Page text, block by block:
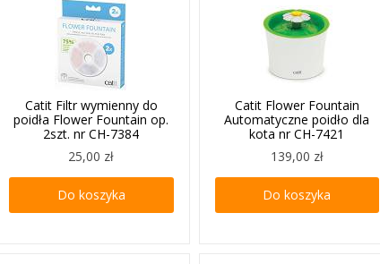
Catit Filtr wymienny do
poidła Flower Fountain op.
2szt. nr CH-7384
25,00 zł
Do koszyka
Catit Flower Fountain
Automatyczne poidło dla
kota nr CH-7421
139,00 zł
Do koszyka